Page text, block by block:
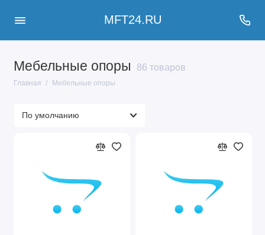
MFT24.RU
Мебельные опоры 86 товаров
Главная Мебельные опоры